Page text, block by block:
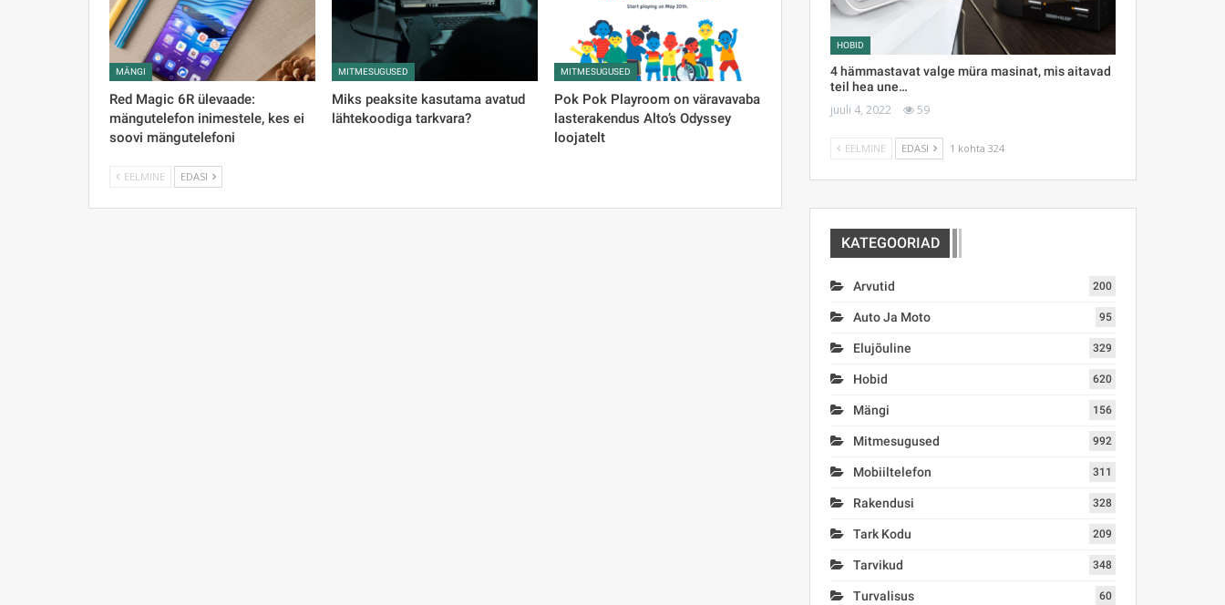
MÄNGI
Red Magic 6R ülevaade:
mängutelefon inimestele, kes ei
soovi mängutelefoni
MITMESUGUSED
Miks peaksite kasutama avatud
lähtekoodiga tarkvara?
MITMESUGUSED
Pok Pok Playroom on väravavaba
lasterakendus Alto’s Odyssey
loojatelt
EELMINE EDASI
HOBID
4 hämmastavat valge müra masinat, mis aitavad
teil hea une…
juuli 4, 2022 59
EELMINE EDASI 1 kohta 324
KATEGOORIAD
Arvutid 200
Auto Ja Moto 95
Elujõuline 329
Hobid 620
Mängi 156
Mitmesugused 992
Mobiiltelefon 311
Rakendusi 328
Tark Kodu 209
Tarvikud 348
Turvalisus 60